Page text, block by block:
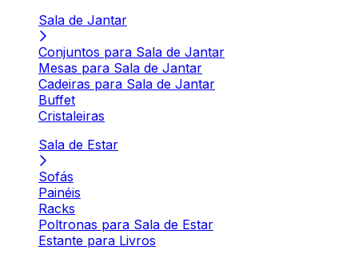
Sala de Jantar
Conjuntos para Sala de Jantar
Mesas para Sala de Jantar
Cadeiras para Sala de Jantar
Buffet
Cristaleiras
Sala de Estar
Sofás
Painéis
Racks
Poltronas para Sala de Estar
Estante para Livros